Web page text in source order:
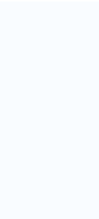
sowie Einladungen
mit Wirkung für die